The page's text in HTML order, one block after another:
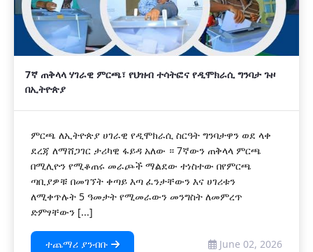
7ኛ ጠቅላላ ሃገራዊ ምርጫ፣ የህዝብ ተሳትፎና የዲሞክራሲ ግንባታ ጉዞ
በኢትዮጵያ
​ምርጫ ለኢትዮጵያ ሀገራዊ የዲሞክራሲ ስርዓት ግንባታዋን ወደ ላቀ
ደረጃ ለማሸጋገር ታሪካዊ ፋይዳ አለው ። 7ኛውን ጠቅላላ ምርጫ
በሚሊዮን የሚቆጠሩ መራጮች ማልደው ተነስተው በየምርጫ
ጣቢያዎቹ በመገኘት ቀጣይ እጣ ፈንታቸውን እና ሀገሪቱን
ለሚቀጥሉት 5 ዓመታት የሚመራውን መንግስት ለመምረጥ
ድምፃቸውን [...]
ተጨማሪ ያንብቡ June 02, 2026